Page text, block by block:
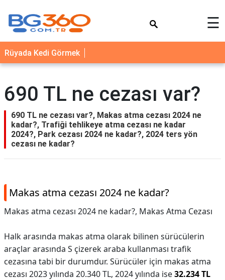
YEMEK
TARİFLERİ
NEDİR
FAYDALARI
SAĞLIK
☰
Rüyada Kedi Görmek
690 TL ne cezası var?
690 TL ne cezası var?, Makas atma cezası 2024 ne
kadar?, Trafiği tehlikeye atma cezası ne kadar
2024?, Park cezası 2024 ne kadar?, 2024 ters yön
cezası ne kadar?
Makas atma cezası 2024 ne kadar?
Makas atma cezası 2024 ne kadar?, Makas Atma Cezası
Halk arasında makas atma olarak bilinen sürücülerin
araçlar arasında S çizerek araba kullanması trafik
cezasına tabi bir durumdur. Sürücüler için makas atma
cezası 2023 yılında 20.340 TL, 2024 yılında ise32.234 TL